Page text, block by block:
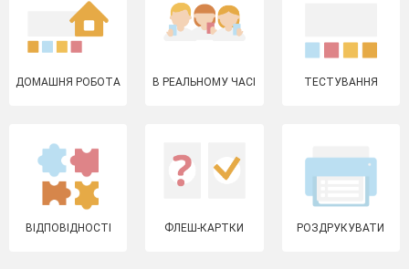
ДОМАШНЯ РОБОТА В РЕАЛЬНОМУ ЧАСІ ТЕСТУВАННЯ
ВІДПОВІДНОСТІ ФЛЕШ-КАРТКИ РОЗДРУКУВАТИ